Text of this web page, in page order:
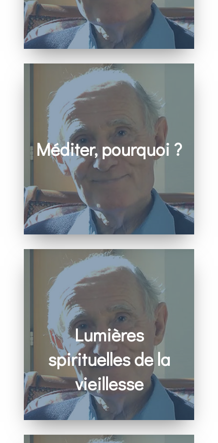
La rencontre interreligieuse, une chance pour
l’Eglise…
Méditer, pourquoi ?
« Les fruits, en général, ne se font pas sentir dans
la méditation elle-même »
– Benoît Billot
Lumières
spirituelles de la
vieillesse
«La Sœur Emmanuelle Cinquin, morte en 2008,à
l’âge de100 ans, disait : « Je m’étais préparée à
mourir,mais je ne m’étais pas préparée à vieillir